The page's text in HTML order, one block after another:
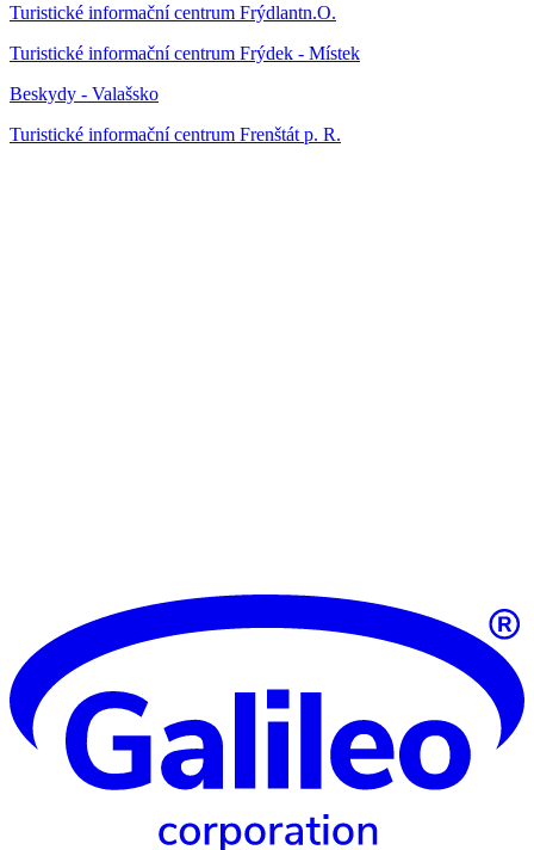
Turistické informační centrum Frýdlantn.O.
Turistické informační centrum Frýdek - Místek
Beskydy - Valašsko
Turistické informační centrum Frenštát p. R.